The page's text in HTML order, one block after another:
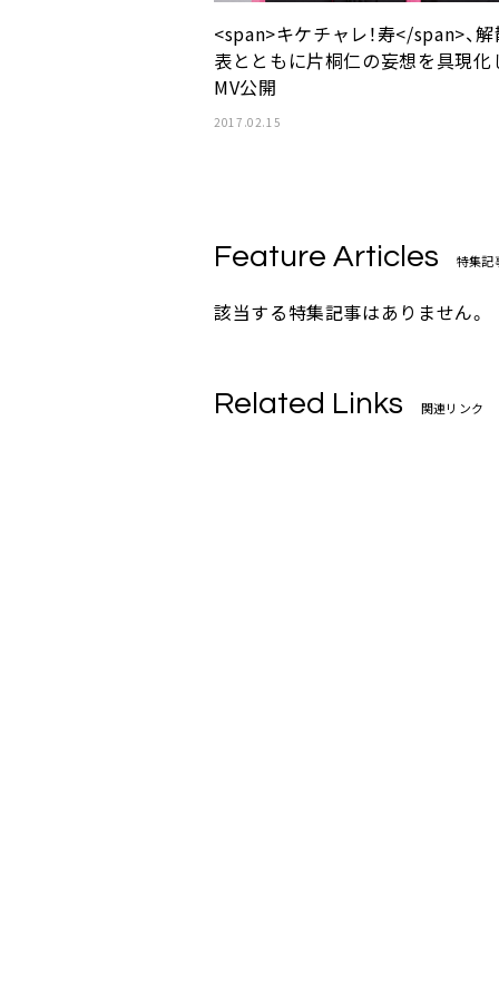
<span>キケチャレ！寿</span>、
表とともに片桐仁の妄想を具現化
MV公開
2017.02.15
Feature Articles 特集記
該当する特集記事はありません。
Related Links 関連リンク